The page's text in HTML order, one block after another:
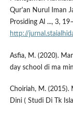
Qur'an Nurul Iman
Prosiding Al ..., 3,
http://
Asfia, M. (2020).
day school di ma
Choiriah, M. (2015).
Dini ( Studi Di Tk